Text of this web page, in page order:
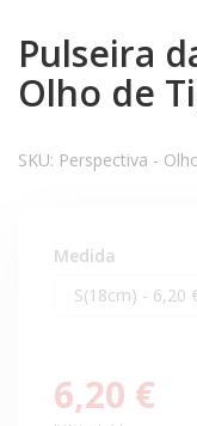
Pulseira
Olho de
SKU: Perspectiva -
Medida
6,20 €